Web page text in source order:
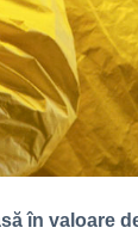
în valoare